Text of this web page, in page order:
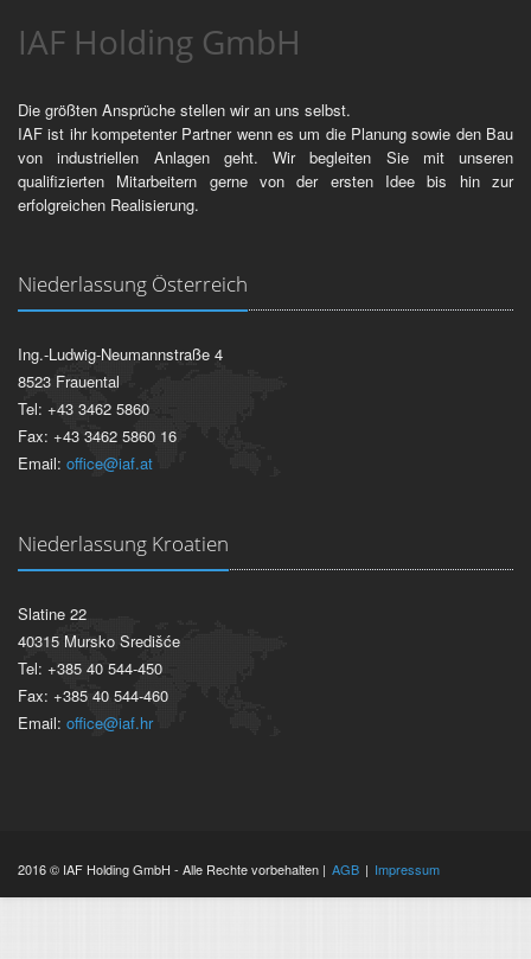
IAF Holding GmbH
Die größten Ansprüche stellen wir an uns selbst.
IAF ist ihr kompetenter Partner wenn es um die Planung sowie den Bau
von industriellen Anlagen geht. Wir begleiten Sie mit unseren
qualifizierten Mitarbeitern gerne von der ersten Idee bis hin zur
erfolgreichen Realisierung.
Niederlassung Österreich
Ing.-Ludwig-Neumannstraße 4
8523 Frauental
Tel: +43 3462 5860
Fax: +43 3462 5860 16
Email: office@iaf.at
Niederlassung Kroatien
Slatine 22
40315 Mursko Središće
Tel: +385 40 544-450
Fax: +385 40 544-460
Email: office@iaf.hr
2016 © IAF Holding GmbH - Alle Rechte vorbehalten | AGB | Impressum